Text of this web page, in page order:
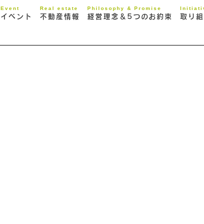
Event
イベント
Real estate
不動産情報
Philosophy & Promise
経営理念＆5つのお約束 取り